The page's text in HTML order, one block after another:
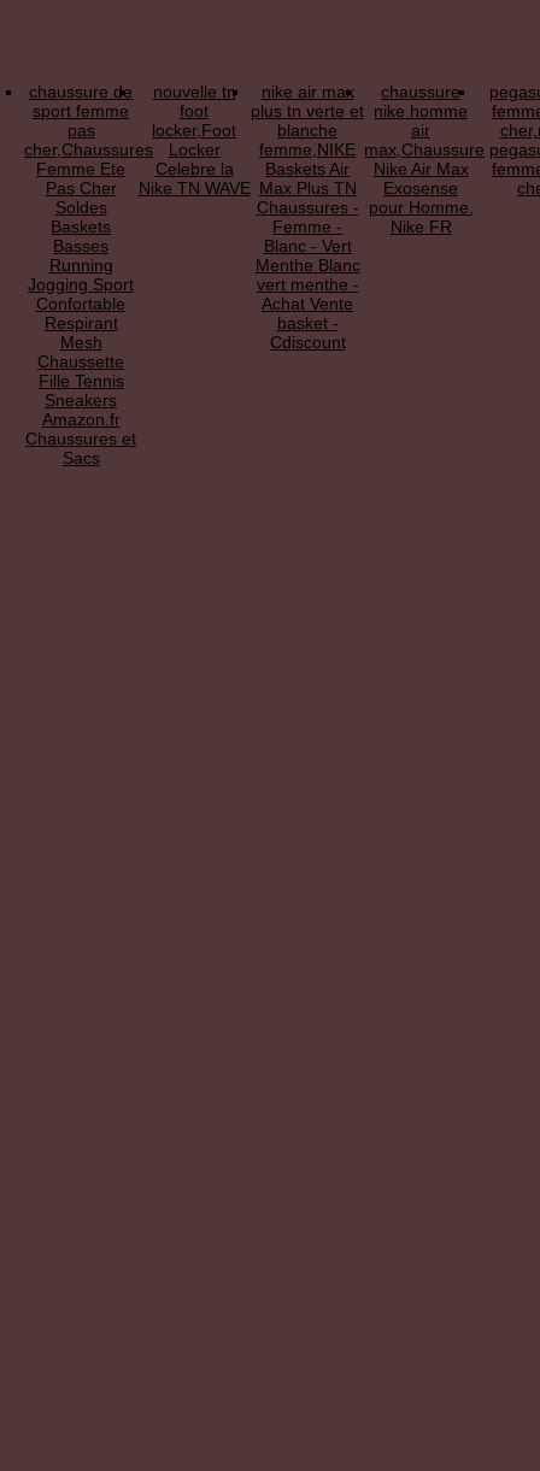
chaussure de
sport femme
pas
cher,Chaussures
Femme Ete
Pas Cher
Soldes
Baskets
Basses
Running
Jogging Sport
Confortable
Respirant
Mesh
Chaussette
Fille Tennis
Sneakers
Amazon.fr
Chaussures et
Sacs
nouvelle tn
foot
locker,Foot
Locker
Celebre la
Nike TN WAVE
nike air max
plus tn verte et
blanche
femme,NIKE
Baskets Air
Max Plus TN
Chaussures -
Femme -
Blanc - Vert
Menthe Blanc
vert menthe -
Achat Vente
basket -
Cdiscount
chaussure
nike homme
air
max,Chaussure
Nike Air Max
Exosense
pour Homme.
Nike FR